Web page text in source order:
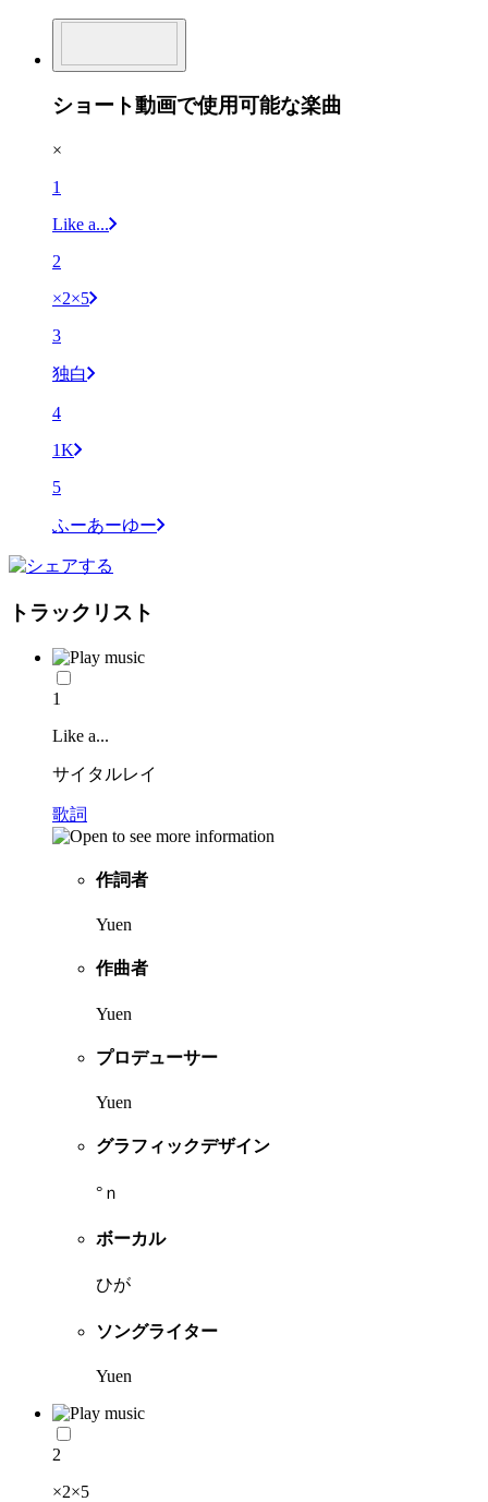
ショート動画で使用可能な楽曲
×
1
Like a...
2
×2×5
3
独白
4
1K
5
ふーあーゆー
トラックリスト
1
Like a...
サイタルレイ
歌詞
作詞者
Yuen
作曲者
Yuen
プロデューサー
Yuen
グラフィックデザイン
°ｎ
ボーカル
ひが
ソングライター
Yuen
2
×2×5